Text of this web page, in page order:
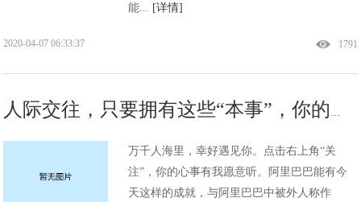
能...
[详情]
1791
2020-04-07 06:33:37
人际交往，只要拥有这些“本事”，你的人缘就不会差
万千人海里，幸好遇见你。点击右上角“关
注”，你的心事有我愿意听。阿里巴巴能有今
天这样的成就，与阿里巴巴中被外人称作